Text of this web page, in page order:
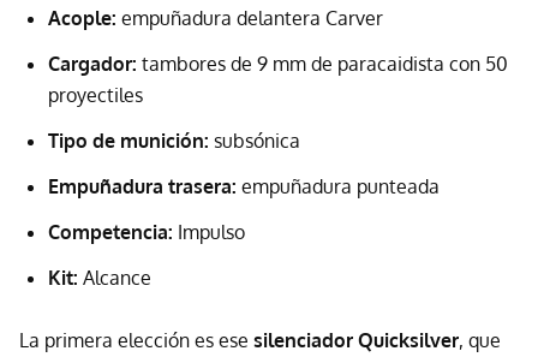
Acople: empuñadura delantera Carver
Cargador: tambores de 9 mm de paracaidista con 50
proyectiles
Tipo de munición: subsónica
Empuñadura trasera: empuñadura punteada
Competencia: Impulso
Kit: Alcance
La primera elección es ese silenciador Quicksilver, que